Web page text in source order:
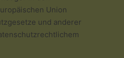
Union
und anderer